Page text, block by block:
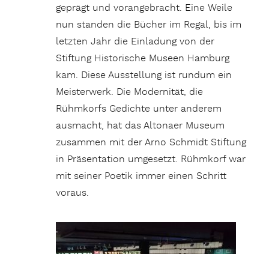
geprägt und vorangebracht. Eine Weile
nun standen die Bücher im Regal, bis im
letzten Jahr die Einladung von der
Stiftung Historische Museen Hamburg
kam. Diese Ausstellung ist rundum ein
Meisterwerk. Die Modernität, die
Rühmkorfs Gedichte unter anderem
ausmacht, hat das Altonaer Museum
zusammen mit der Arno Schmidt Stiftung
in Präsentation umgesetzt. Rühmkorf war
mit seiner Poetik immer einen Schritt
voraus.